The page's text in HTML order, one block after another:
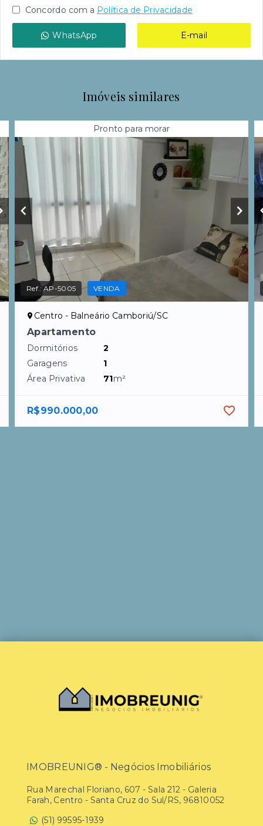
Concordo com a Política de Privacidade
WhatsApp E-mail
Imóveis similares
Pronto para morar
Ref.:AP-5005 VENDA
Centro - Balneário Camboriú/SC
Apartamento
Dormitórios
2
Garagens
1
Área Privativa
71m²
R$990.000,00
IMOBREUNIG® - Negócios Imobiliários
Rua Marechal Floriano, 607 - Sala 212 - Galeria
Farah, Centro - Santa Cruz do Sul/RS, 96810052
(51) 99595-1939